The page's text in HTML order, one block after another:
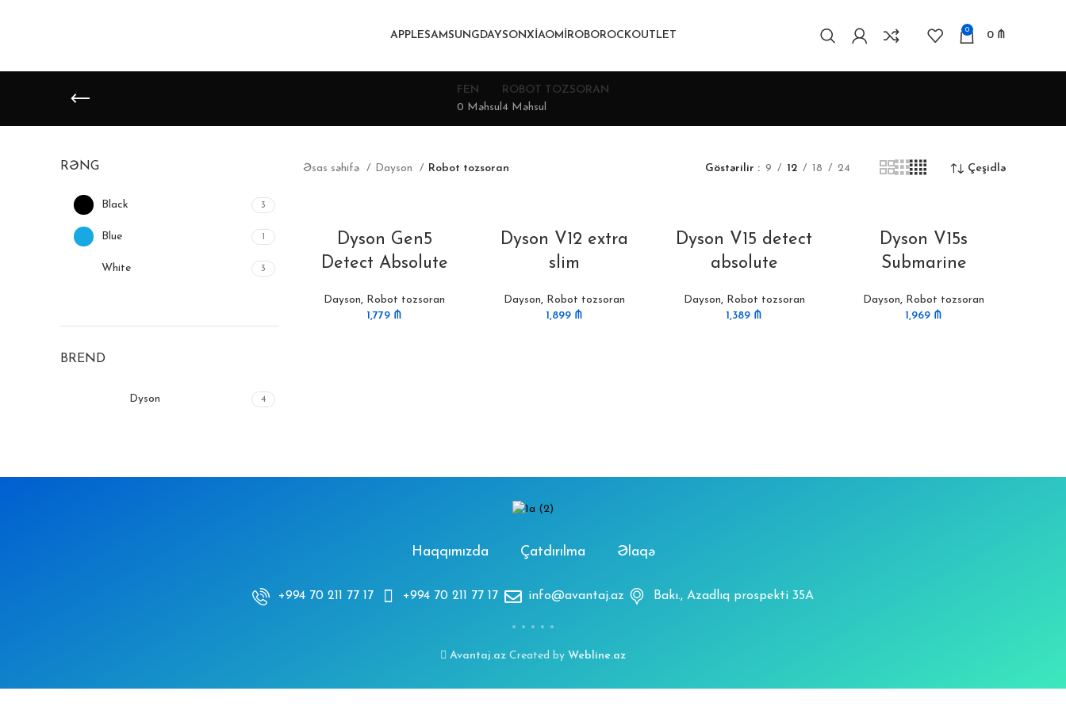
APPLESAMSUNGDAYSONXIAOMIROBOROCKOUTLET 0 0 ₼
FEN
0 Məhsul
ROBOT TOZSORAN
4 Məhsul
RƏNG
Black 3
Blue 1
White 3
BREND
Dyson 4
Əsas səhifə Dayson Robot tozsoran Göstərilir 9 12 18 24 Çeşidlə
Dyson Gen5
Detect Absolute
Dayson, Robot tozsoran
1,779 ₼
Dyson V12 extra
slim
Dayson, Robot tozsoran
1,899 ₼
Dyson V15 detect
absolute
Dayson, Robot tozsoran
1,389 ₼
Dyson V15s
Submarine
Dayson, Robot tozsoran
1,969 ₼
Haqqımızda Çatdırılma Əlaqə
+994 70 211 77 17 +994 70 211 77 17 info@avantaj.az Bakı., Azadlıq prospekti 35A
Avantaj.az Created by Webline.az